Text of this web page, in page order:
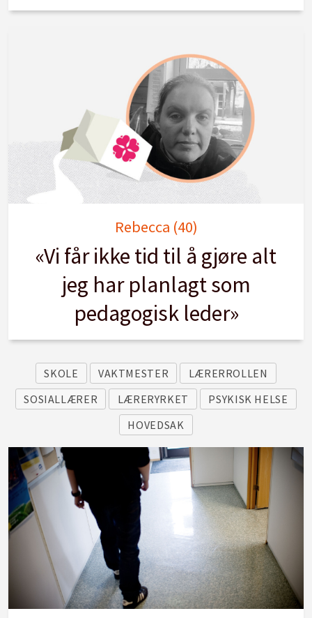
Rebecca (40)
«Vi får ikke tid til å gjøre alt
jeg har planlagt som
pedagogisk leder»
SKOLE VAKTMESTER
LÆRERROLLEN
SOSIALLÆRER
LÆRERYRKET
PSYKISK HELSE
HOVEDSAK